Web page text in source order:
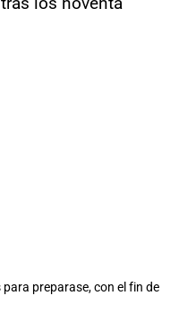
preparase, con el fin de